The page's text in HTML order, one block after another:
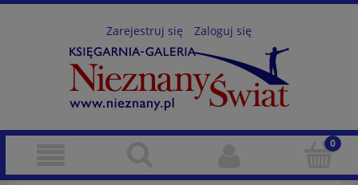
Zarejestruj się Zaloguj się